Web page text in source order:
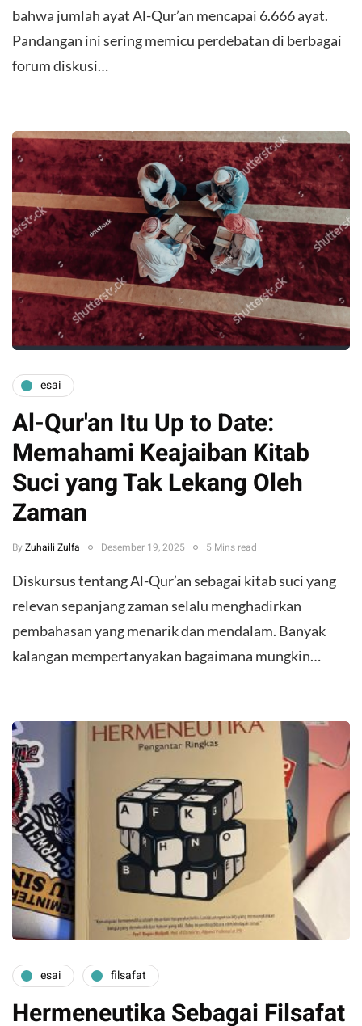
bahwa jumlah ayat Al-Qur’an mencapai 6.666 ayat.
Pandangan ini sering memicu perdebatan di berbagai
forum diskusi…
esai
Al-Qur'an Itu Up to Date:
Memahami Keajaiban Kitab
Suci yang Tak Lekang Oleh
Zaman
By Zuhaili Zulfa Desember 19, 2025 5 Mins read
Diskursus tentang Al-Qur’an sebagai kitab suci yang
relevan sepanjang zaman selalu menghadirkan
pembahasan yang menarik dan mendalam. Banyak
kalangan mempertanyakan bagaimana mungkin…
esai filsafat
Hermeneutika Sebagai Filsafat